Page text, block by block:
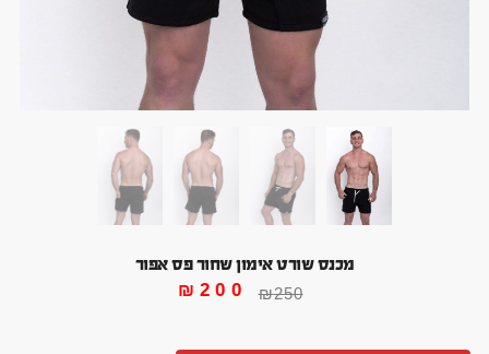
מכנס שורט אימון שחור פס אפור
₪250
₪ 200